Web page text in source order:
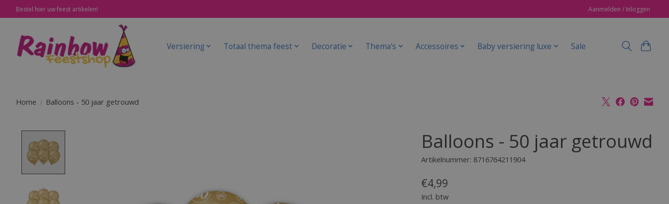
Bestel hier uw feest artikelen! Aanmelden / Inloggen
Versiering Totaal thema feest Decoratie Thema's Accessoires Baby versiering luxe Sale
Home / Balloons - 50 jaar getrouwd
Balloons - 50 jaar getrouwd
Artikelnummer: 8716764211904
€4,99
Incl. btw